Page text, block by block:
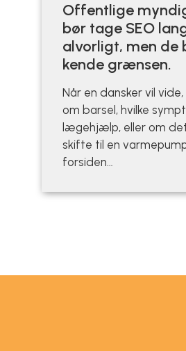
Offentlige
bør tage SEO
alvorligt, men de
kende grænsen.
Når en dansker vil
om barsel, hvilke
lægehjælp, eller om
skifte til en
forsiden…